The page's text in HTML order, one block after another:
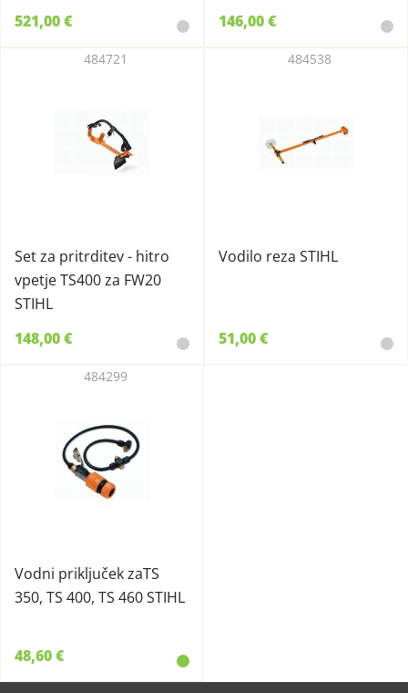
521,00 € 146,00 €
Set za pritrditev - hitro
vpetje TS400 za FW20
STIHL
484721
148,00 €
Vodilo reza STIHL
484538
51,00 €
Vodni priključek zaTS
350, TS 400, TS 460 STIHL
484299
48,60 €